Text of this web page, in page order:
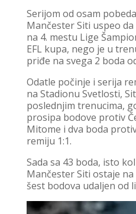
Serijom od osam
Mančester Siti uspeo
na 4. mestu Lige
EFL kupa, nego je u
priđe na svega 2 boda
Odatle počinje i serija
na Stadionu Svetlosti,
poslednjim trenucima,
prosipa bodove protiv
Mitome i dva boda
remiju 1:1.
Sada sa 43 boda, isto
Mančester Siti ostaje
šest bodova udaljen od